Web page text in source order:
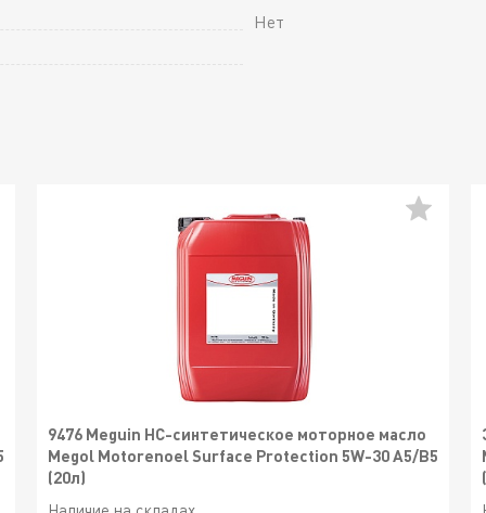
Нет
9476 Meguin НС-синтетическое моторное масло
Megol Motorenoel Surface Protection 5W-30 A5/B5
(20л)